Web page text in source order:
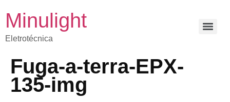
Minulight
Eletrotécnica
Fuga-a-terra-EPX-
135-img